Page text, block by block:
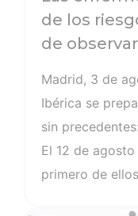
de los
de
retinopatía
los peligros
Madrid, 3 de
Ibérica se
sin
El 12 de
primero de